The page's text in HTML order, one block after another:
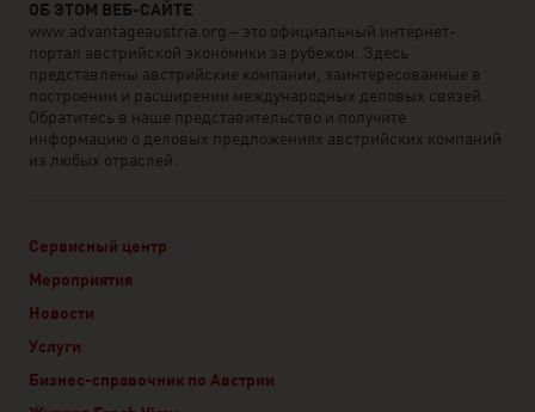
ОБ ЭТОМ ВЕБ-САЙТЕ
www.advantageaustria.org – это официальный интернет-
портал австрийской экономики за рубежом. Здесь
представлены австрийские компании, заинтересованные в
построении и расширении международных деловых связей.
Обратитесь в наше представительство и получите
информацию о деловых предложениях австрийских компаний
из любых отраслей.
Сервисный центр
Мероприятия
Новости
Услуги
Бизнес-справочник по Австрии